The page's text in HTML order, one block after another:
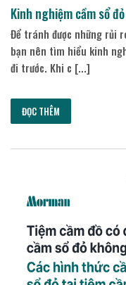
Kinh nghiệm cầm sổ
Để tránh được những rủi
bạn nên tìm hiểu kinh
đi trước. Khi c [...]
ĐỌC THÊM